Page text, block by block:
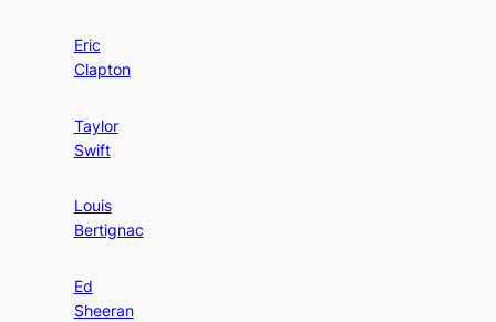
Eric
Clapton
Taylor
Swift
Louis
Bertignac
Ed
Sheeran